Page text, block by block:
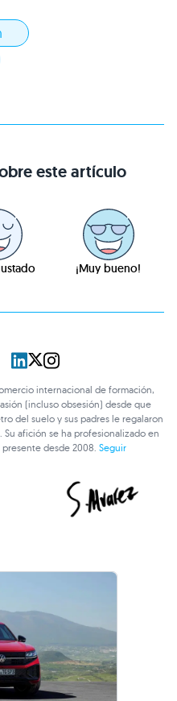
este artículo
¡Muy bueno!
internacional de formación,
(incluso obsesión) desde que
del suelo y sus padres le regalaron
Su afición se ha profesionalizado en
presente desde 2008.Seguir